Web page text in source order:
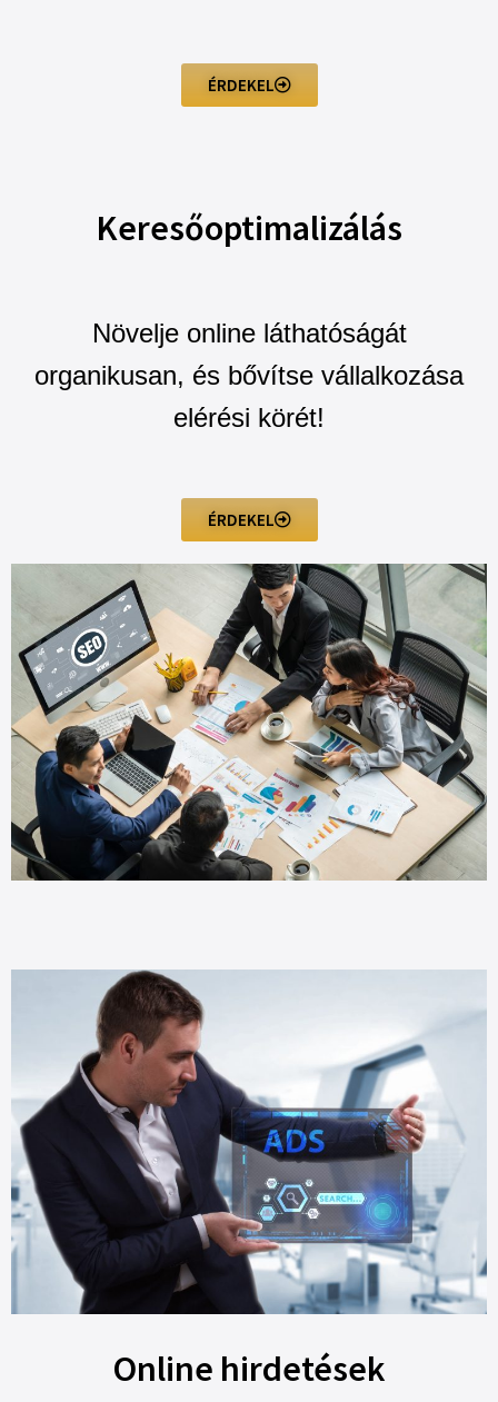
ÉRDEKEL
Keresőoptimalizálás
Növelje online láthatóságát
organikusan, és bővítse vállalkozása
elérési körét!
ÉRDEKEL
Online hirdetések